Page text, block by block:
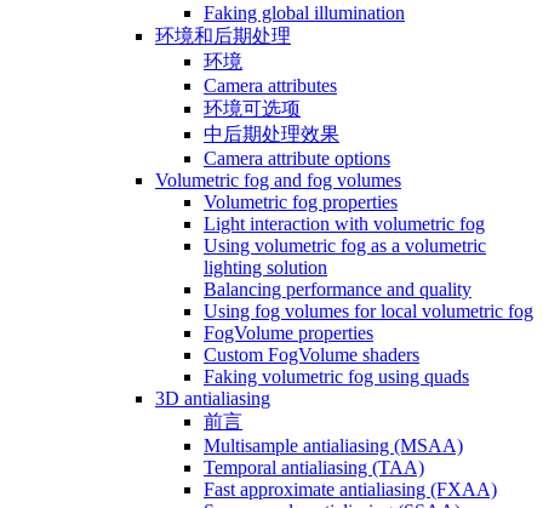
Faking global illumination
环境和后期处理
环境
Camera attributes
环境可选项
中后期处理效果
Camera attribute options
Volumetric fog and fog volumes
Volumetric fog properties
Light interaction with volumetric fog
Using volumetric fog as a volumetric
lighting solution
Balancing performance and quality
Using fog volumes for local volumetric fog
FogVolume properties
Custom FogVolume shaders
Faking volumetric fog using quads
3D antialiasing
前言
Multisample antialiasing (MSAA)
Temporal antialiasing (TAA)
Fast approximate antialiasing (FXAA)